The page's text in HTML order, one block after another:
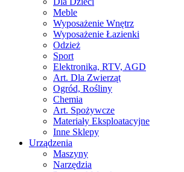
Meble
Wyposażenie Wnętrz
Wyposażenie Łazienki
Odzież
Sport
Elektronika, RTV, AGD
Art. Dla Zwierząt
Ogród, Rośliny
Chemia
Art. Spożywcze
Materiały Eksploatacyjne
Inne Sklepy
Urządzenia
Maszyny
Narzędzia